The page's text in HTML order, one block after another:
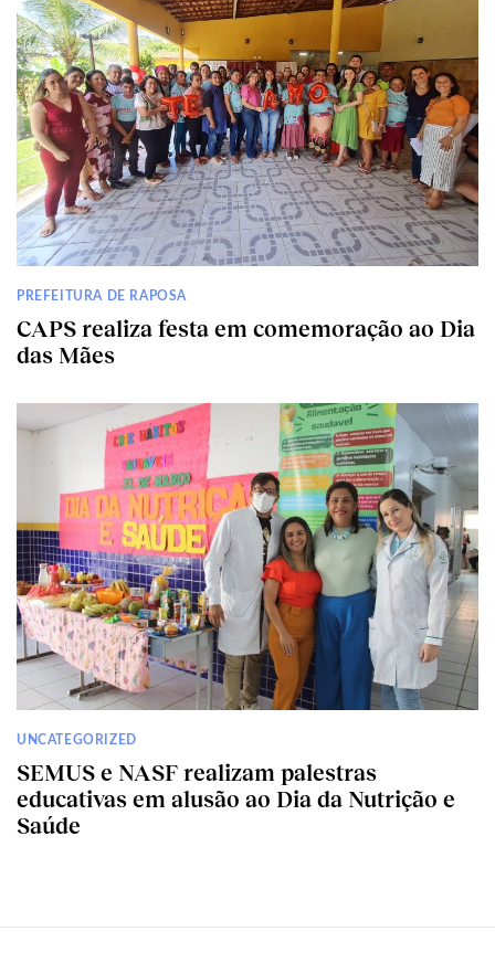
PREFEITURA DE RAPOSA
CAPS realiza festa em comemoração ao Dia
das Mães
UNCATEGORIZED
SEMUS e NASF realizam palestras
educativas em alusão ao Dia da Nutrição e
Saúde